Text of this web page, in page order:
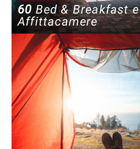
60 Bed & Breakfast e
Affittacamere